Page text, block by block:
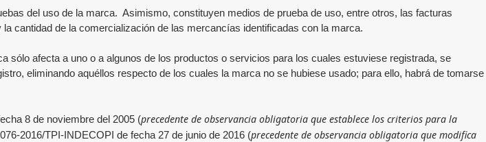
del uso de la marca. Asimismo, constituyen medios de prueba de uso, entre otros, las facturas
cantidad de la comercialización de las mercancías identificadas con la marca.
sólo afecta a uno o a algunos de los productos o servicios para los cuales estuviese registrada, se
eliminando aquéllos respecto de los cuales la marca no se hubiese usado; para ello, habrá de tomarse
8 de noviembre del 2005 (precedente de observancia obligatoria que establece los criterios para la
2016/TPI-INDECOPI de fecha 27 de junio de 2016 (precedente de observancia obligatoria que modifica